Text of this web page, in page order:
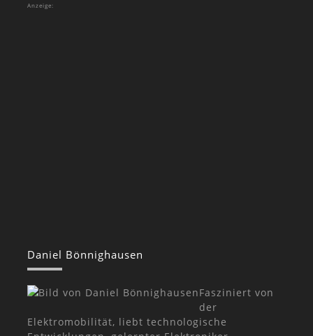
Anzeige:
Daniel Bönnighausen
Fasziniert von
der
Elektromobilität, liebt technologische